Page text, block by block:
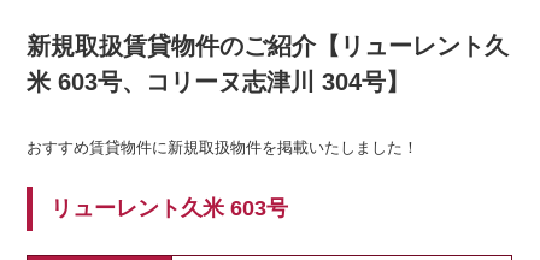
新規取扱賃貸物件のご紹介【リューレント久
米 603号、コリーヌ志津川 304号】
おすすめ賃貸物件に新規取扱物件を掲載いたしました！
リューレント久米 603号